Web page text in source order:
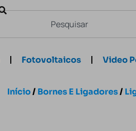
Fotovoltaicos Video
Início/ Bornes E Ligadores/